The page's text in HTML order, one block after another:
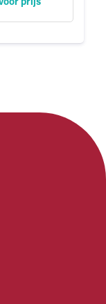
prijs